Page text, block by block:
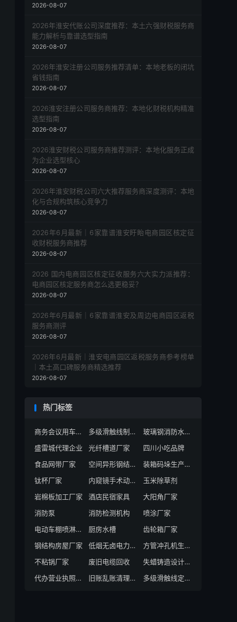
2026-08-07
2026年淮安代账公司深度推荐：本土六强财税服务商
能力解析与靠谱选型指南
2026-08-07
2026年淮安注册公司服务推荐清单：本地老板的闭坑
省钱指南
2026-08-07
2026淮安注册公司服务商推荐：本地化财税机构精准
选型指南
2026-08-07
2026淮安财税公司服务商推荐测评：本地化服务正成
为企业选型核心
2026-08-07
2026年淮安财税公司六大推荐服务商深度测评：本地
化与合规构筑核心竞争力
2026-08-07
2026年6月最新｜6家靠谱淮安盱眙电商园区核定征
收财税服务商推荐
2026-08-07
2026 国内电商园区核定征收服务六大实力派推荐：
电商园区核定服务商怎么选更稳妥？
2026-08-07
2026年6月最新｜6家靠谱淮安及周边电商园区返税
服务商测评
2026-08-07
2026年6月最新｜淮安电商园区返税服务商参考榜单
｜本土高口碑服务商精选推荐
2026-08-07
热门标签
商务会议用车服务商 多级滑触线制造商
玻璃钢消防水箱厂家
盛雷城代理企业
光纤槽道厂家
四川小吃品牌
食品网带厂家
空间异形钢结构工程公司
装箱码垛生产线供应商
钛杯厂家
内窥镜手术动力厂家
玉米除草剂
岩棉板加工厂家
酒店民宿家具
大阳角厂家
消防泵
消防检测机构
喷涂厂家
电动车棚喷淋系统
厨房水槽
齿轮箱厂家
钢结构房屋厂家
低烟无卤电力电缆
方管冲孔机生产厂家
不粘锅厂家
废旧电缆回收
失蜡铸造设计厂家
代办营业执照公司
旧账乱账清理服务公司 多级滑触线定制厂家